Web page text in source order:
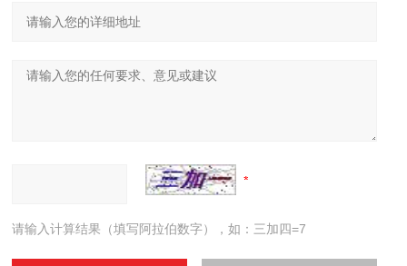
请输入计算结果（填写阿拉伯数字），如：三加四=7